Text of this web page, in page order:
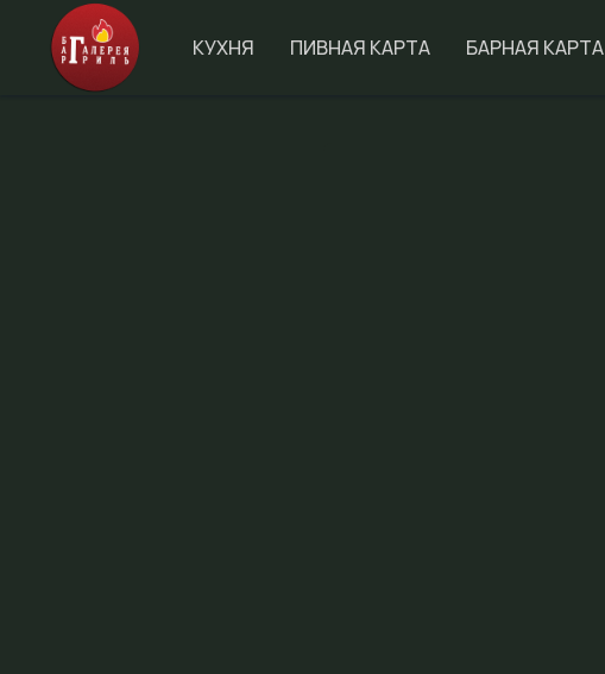
КУХНЯ ПИВНАЯ КАРТА БАРНАЯ КАРТА